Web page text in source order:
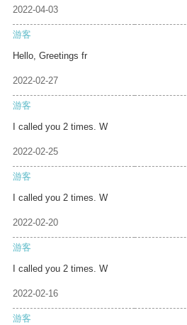
2022-04-03
游客
Hello, Greetings fr
2022-02-27
游客
I called you 2 times. W
2022-02-25
游客
I called you 2 times. W
2022-02-20
游客
I called you 2 times. W
2022-02-16
游客